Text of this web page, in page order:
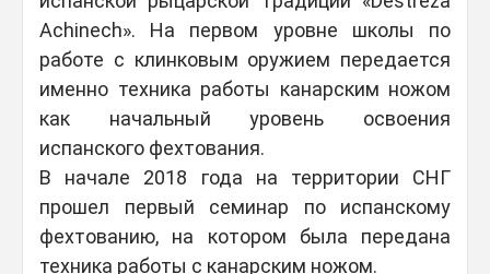
Achinech». На первом уровне школы по
работе с клинковым оружием передается
именно техника работы канарским ножом
как начальный уровень освоения
испанского фехтования.
В начале 2018 года на территории СНГ
прошел первый семинар по испанскому
фехтованию, на котором была передана
техника работы с канарским ножом.